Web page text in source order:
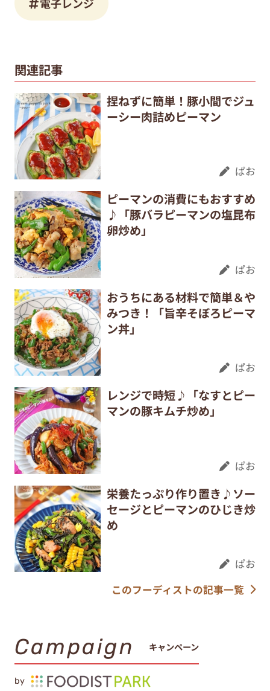
関連記事
捏ねずに簡単！豚小間でジュ
ーシー肉詰めピーマン
ぱお
ピーマンの消費にもおすすめ
♪「豚バラピーマンの塩昆布
卵炒め」
ぱお
おうちにある材料で簡単＆や
みつき！「旨辛そぼろピーマ
ン丼」
ぱお
レンジで時短♪「なすとピー
マンの豚キムチ炒め」
ぱお
栄養たっぷり作り置き♪ソー
セージとピーマンのひじき炒
め
ぱお
このフーディストの記事一覧
Campaign キャンペーン
by